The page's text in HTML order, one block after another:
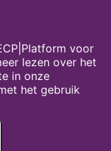
tot de
worden in het
voor
lezen over het
in onze
het gebruik